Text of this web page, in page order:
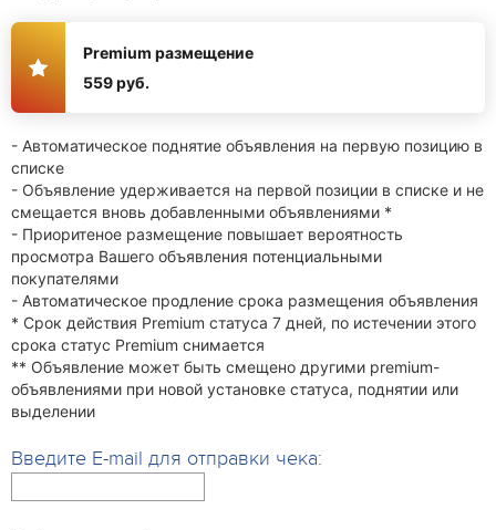
Premium размещение
559 руб.
- Автоматическое поднятие объявления на первую позицию в
списке
- Объявление удерживается на первой позиции в списке и не
смещается вновь добавленными объявлениями *
- Приоритеное размещение повышает вероятность
просмотра Вашего объявления потенциальными
покупателями
- Автоматическое продление срока размещения объявления
* Срок действия Premium статуса 7 дней, по истечении этого
срока статус Premium снимается
** Объявление может быть смещено другими premium-
объявлениями при новой установке статуса, поднятии или
выделении
Введите E-mail для отправки чека: